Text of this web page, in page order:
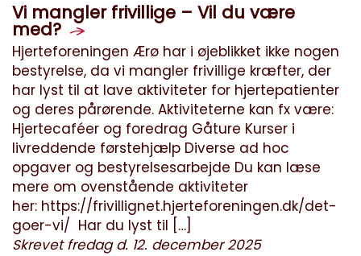
Vi mangler frivillige – Vil du være
med?
Hjerteforeningen Ærø har i øjeblikket ikke nogen
bestyrelse, da vi mangler frivillige kræfter, der
har lyst til at lave aktiviteter for hjertepatienter
og deres pårørende. Aktiviteterne kan fx være:
Hjertecaféer og foredrag Gåture Kurser i
livreddende førstehjælp Diverse ad hoc
opgaver og bestyrelsesarbejde Du kan læse
mere om ovenstående aktiviteter
her: https://frivillignet.hjerteforeningen.dk/det-
goer-vi/ Har du lyst til […]
Skrevet fredag d. 12. december 2025